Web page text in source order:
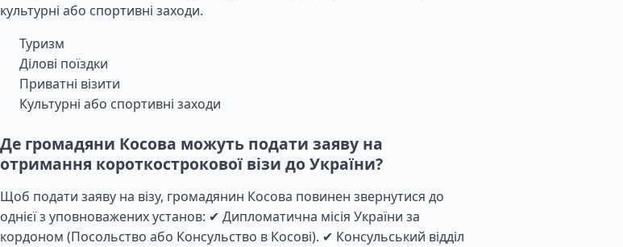
культурні або спортивні заходи.
Туризм
Ділові поїздки
Приватні візити
Культурні або спортивні заходи
Де громадяни Косова можуть подати заяву на
отримання короткострокової візи до України?
Щоб подати заяву на візу, громадянин Косова повинен звернутися до
однієї з уповноважених установ: ✔ Дипломатична місія України за
кордоном (Посольство або Консульство в Косові). ✔ Консульський відділ